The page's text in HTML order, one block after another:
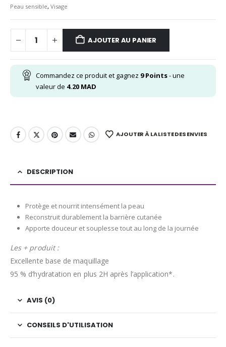
Peau sensible, Visage
AJOUTER AU PANIER
Commandez ce produit et gagnez 9Points- une
valeur de 4.20 MAD
AJOUTER À LA LISTE DES ENVIES
DESCRIPTION
Protège et nourrit intensément la peau
Reconstruit durablement la barrière cutanée
Apporte douceur et souplesse tout au long de la journée
Les + produit :
Excellente base de maquillage
95 % d’hydratation en plus 2H après l’application*.
AVIS (0)
CONSEILS D'UTILISATION